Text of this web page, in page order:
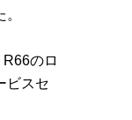
のロ
ビスセ